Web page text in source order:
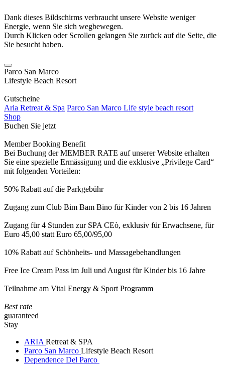
Dank dieses Bildschirms verbraucht unsere Website weniger
Energie, wenn Sie sich wegbewegen.
Durch Klicken oder Scrollen gelangen Sie zurück auf die Seite, die
Sie besucht haben.
Parco San Marco
Lifestyle Beach Resort
Gutscheine
Aria Retreat & Spa Parco San Marco Life style beach resort
Shop
Buchen Sie jetzt
Member Booking Benefit
Bei Buchung der MEMBER RATE auf unserer Website erhalten
Sie eine spezielle Ermässigung und die exklusive „Privilege Card“
mit folgenden Vorteilen:
50% Rabatt auf die Parkgebühr
Zugang zum Club Bim Bam Bino für Kinder von 2 bis 16 Jahren
Zugang für 4 Stunden zur SPA CEò, exklusiv für Erwachsene, für
Euro 45,00 statt Euro 65,00/95,00
10% Rabatt auf Schönheits- und Massagebehandlungen
Free Ice Cream Pass im Juli und August für Kinder bis 16 Jahre
Teilnahme am Vital Energy & Sport Programm
Best rate
guaranteed
Stay
ARIA Retreat & SPA
Parco San Marco Lifestyle Beach Resort
Dependence Del Parco